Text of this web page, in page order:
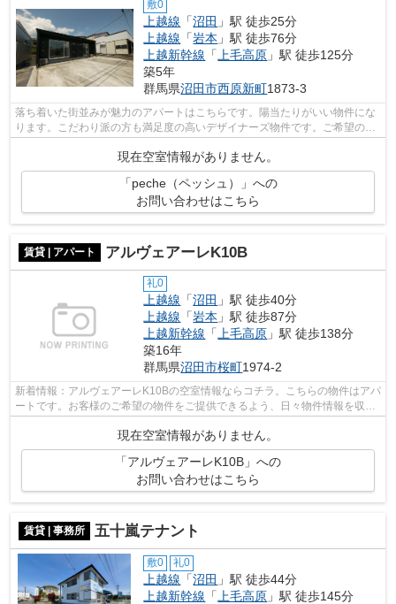
敷0
上越線 「沼田 」駅 徒歩25分
上越線 「岩本 」駅 徒歩76分
上越新幹線 「上毛高原 」駅 徒歩125分
築5年
群馬県沼田市西原新町1873-3
落ち着いた街並みが魅力のアパートはこちらです。陽当たりがいい物件にな
ります。こだわり派の方も満足度の高いデザイナーズ物件です。ご希望の賃
現在空室情報がありません。
「peche（ペッシュ）」への
お問い合わせはこちら
賃貸 | アパート アルヴェアーレK10B
礼0
上越線 「沼田 」駅 徒歩40分
上越線 「岩本 」駅 徒歩87分
上越新幹線 「 上毛高原 」駅 徒歩138分
築16年
群馬県沼田市桜町1974-2
新着情報：アルヴェアーレK10Bの空室情報ならコチラ。こちらの物件はアパ
ートです。お客様のご希望の物件をご提供できるよう、日々物件情報を収集
しております。物件をお探しの方はぜ...
現在空室情報がありません。
「アルヴェアーレK10B」への
お問い合わせはこちら
賃貸 | 事務所 五十嵐テナント
敷0 礼0
上越線 「沼田 」駅 徒歩44分
上越新幹線 「 上毛高原 」駅 徒歩145分